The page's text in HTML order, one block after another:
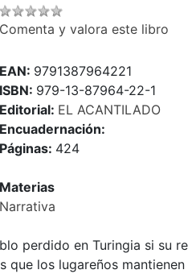
Comenta y valora este libro
EAN: 9791387964221
ISBN: 979-13-87964-22-1
Editorial: EL ACANTILADO
Encuadernación:
Páginas: 424
Materias
Narrativa
perdido en Turingia si su
que los lugareños